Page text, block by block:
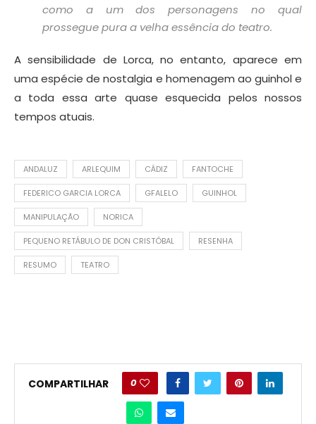
como a um dos personagens no qual
prossegue pura a velha essência do teatro.
A sensibilidade de Lorca, no entanto, aparece em
uma espécie de nostalgia e homenagem ao guinhol e
a toda essa arte quase esquecida pelos nossos
tempos atuais.
ANDALUZ ARLEQUIM CÁDIZ FANTOCHE
FEDERICO GARCIA LORCA GFALELO GUINHOL
MANIPULAÇÃO NORICA
PEQUENO RETÁBULO DE DON CRISTÓBAL RESENHA
RESUMO TEATRO
COMPARTILHAR 0